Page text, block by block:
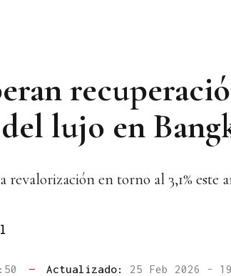
lujo en
en torno al 3,1% este
— Actualizado: 25 Feb 2026 -